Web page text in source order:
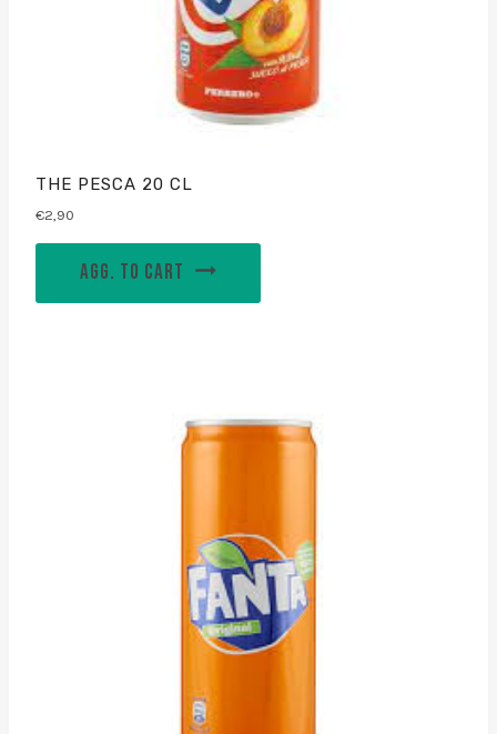
THE PESCA 20 CL
€2,90
AGG. TO CART